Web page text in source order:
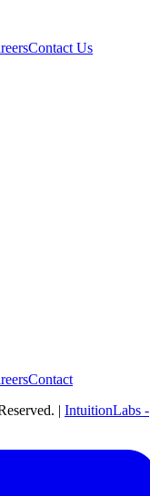
Contact Us
Contact
| IntuitionLabs -